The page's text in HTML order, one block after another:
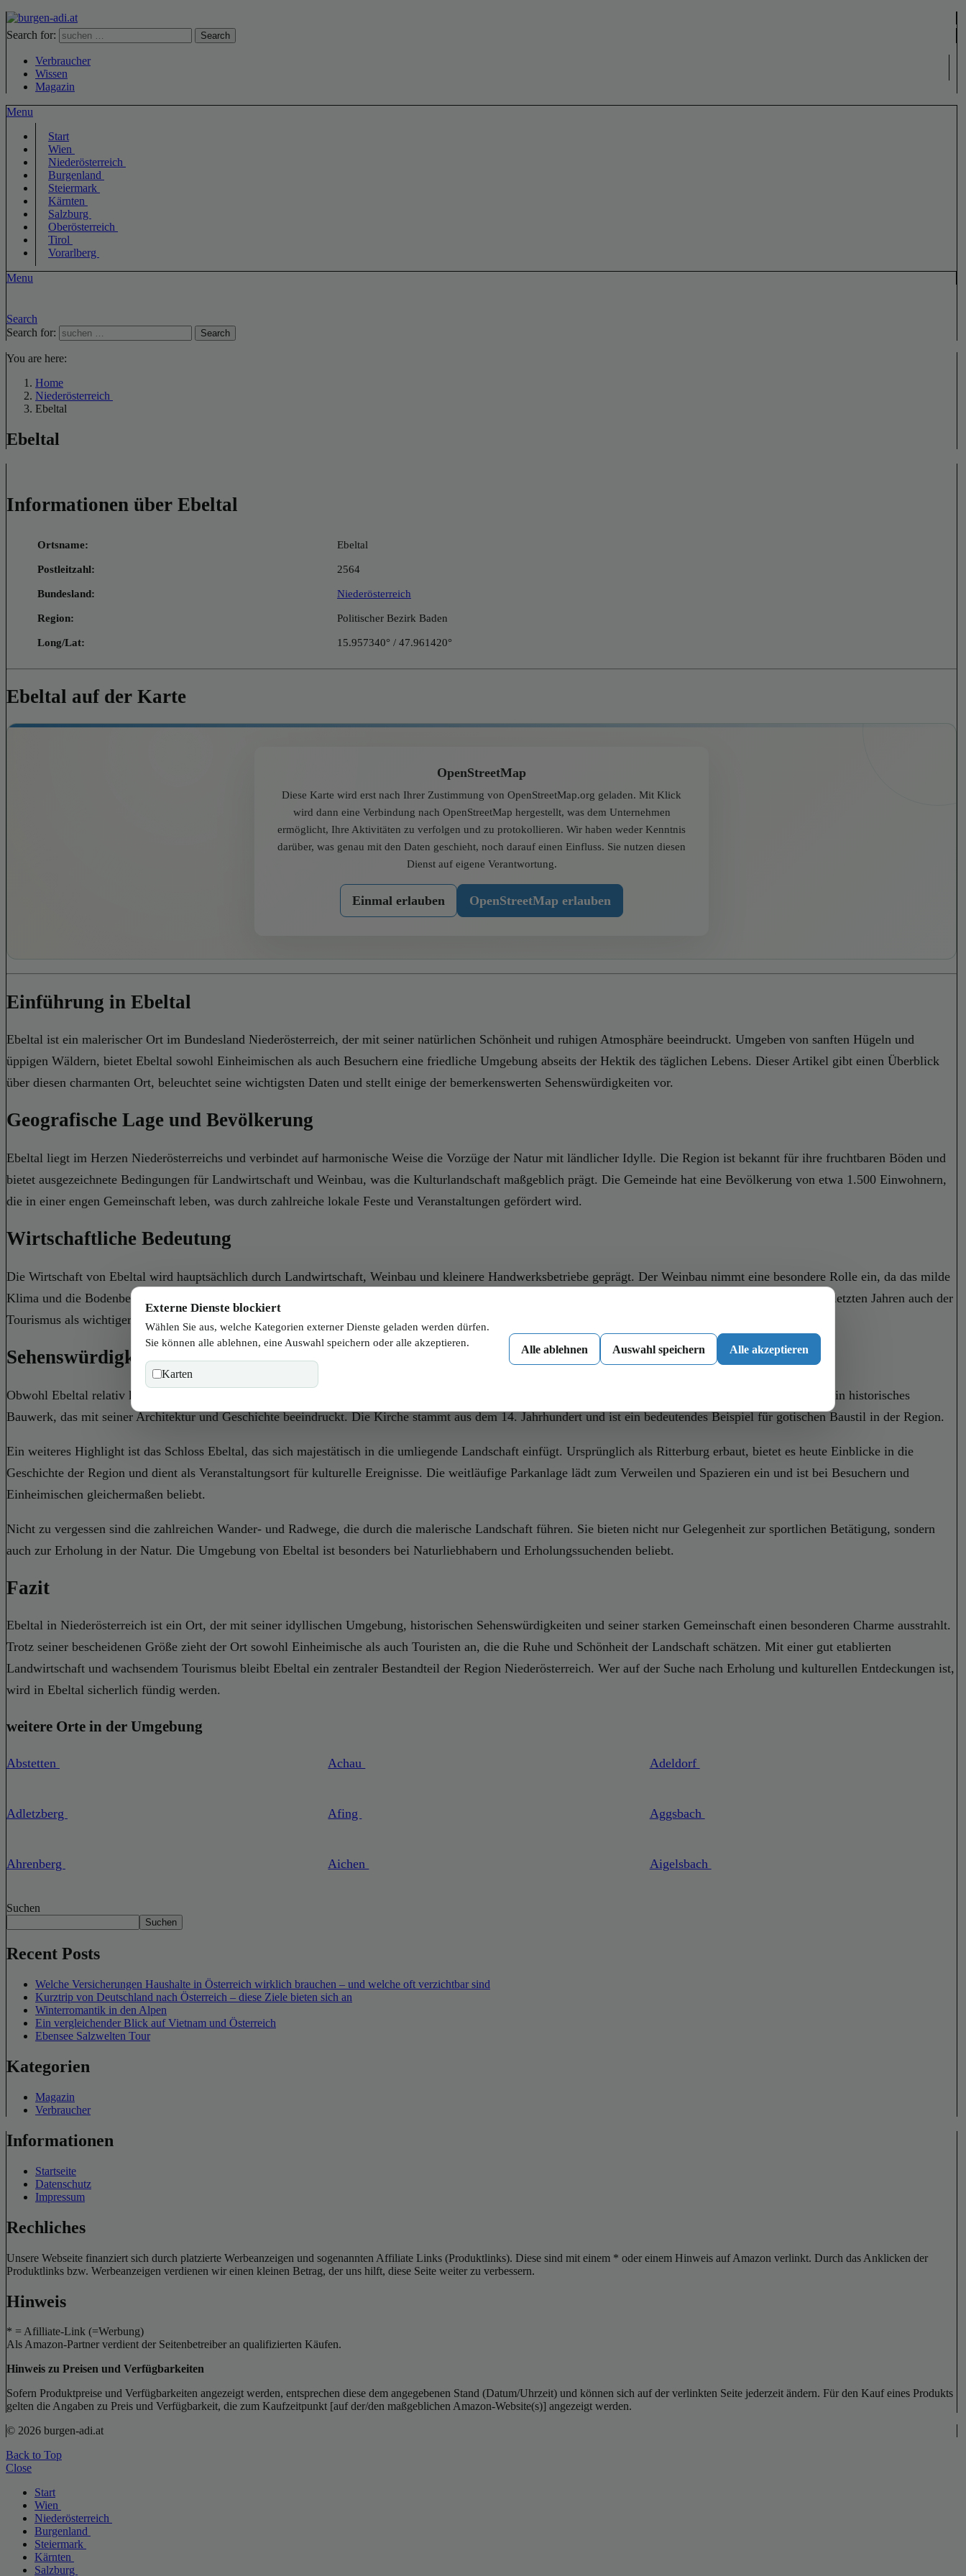
Search for: Search
Verbraucher
Wissen
Magazin
Menu
Start
Wien
Niederösterreich
Burgenland
Steiermark
Kärnten
Salzburg
Oberösterreich
Tirol
Vorarlberg
Menu
Search
Search for:
Search
You are here:
Home
Niederösterreich
Ebeltal
Ebeltal
Informationen über Ebeltal
Ortsname: Ebeltal
Postleitzahl: 2564
Bundesland: Niederösterreich
Region: Politischer Bezirk Baden
Long/Lat: 15.957340° / 47.961420°
Ebeltal auf der Karte
OpenStreetMap
Diese Karte wird erst nach Ihrer Zustimmung von OpenStreetMap.org geladen. Mit Klick
wird dann eine Verbindung nach OpenStreetMap hergestellt, was dem Unternehmen
ermöglicht, Ihre Aktivitäten zu verfolgen und zu protokollieren. Wir haben weder Kenntnis
darüber, was genau mit den Daten geschieht, noch darauf einen Einfluss. Sie nutzen diesen
Dienst auf eigene Verantwortung.
Einmal erlauben OpenStreetMap erlauben
Einführung in Ebeltal
Ebeltal ist ein malerischer Ort im Bundesland Niederösterreich, der mit seiner natürlichen Schönheit und ruhigen Atmosphäre beeindruckt. Umgeben von sanften Hügeln und
üppigen Wäldern, bietet Ebeltal sowohl Einheimischen als auch Besuchern eine friedliche Umgebung abseits der Hektik des täglichen Lebens. Dieser Artikel gibt einen Überblick
über diesen charmanten Ort, beleuchtet seine wichtigsten Daten und stellt einige der bemerkenswerten Sehenswürdigkeiten vor.
Geografische Lage und Bevölkerung
Ebeltal liegt im Herzen Niederösterreichs und verbindet auf harmonische Weise die Vorzüge der Natur mit ländlicher Idylle. Die Region ist bekannt für ihre fruchtbaren Böden und
bietet ausgezeichnete Bedingungen für Landwirtschaft und Weinbau, was die Kulturlandschaft maßgeblich prägt. Die Gemeinde hat eine Bevölkerung von etwa 1.500 Einwohnern,
die in einer engen Gemeinschaft leben, was durch zahlreiche lokale Feste und Veranstaltungen gefördert wird.
Wirtschaftliche Bedeutung
Die Wirtschaft von Ebeltal wird hauptsächlich durch Landwirtschaft, Weinbau und kleinere Handwerksbetriebe geprägt. Der Weinbau nimmt eine besondere Rolle ein, da das milde
Klima und die Bodenbeschaffenheit ideale Bedingungen für den Anbau von Rebsorten bieten. Neben diesen traditionellen Wirtschaftszweigen hat sich in den letzten Jahren auch der
Tourismus als wichtiger Faktor etabliert. Die Nähe zu Wien macht Ebeltal zu einem attraktiven Ziel für Tagesausflüge und Wochenendreisen.
Sehenswürdigkeiten in Ebeltal
Obwohl Ebeltal relativ klein ist, bietet es dennoch einige interessante Sehenswürdigkeiten, die es zu entdecken gilt. Ein Höhepunkt ist die St. Martinskirche, ein historisches
Bauwerk, das mit seiner Architektur und Geschichte beeindruckt. Die Kirche stammt aus dem 14. Jahrhundert und ist ein bedeutendes Beispiel für gotischen Baustil in der Region.
Ein weiteres Highlight ist das Schloss Ebeltal, das sich majestätisch in die umliegende Landschaft einfügt. Ursprünglich als Ritterburg erbaut, bietet es heute Einblicke in die
Geschichte der Region und dient als Veranstaltungsort für kulturelle Ereignisse. Die weitläufige Parkanlage lädt zum Verweilen und Spazieren ein und ist bei Besuchern und
Einheimischen gleichermaßen beliebt.
Nicht zu vergessen sind die zahlreichen Wander- und Radwege, die durch die malerische Landschaft führen. Sie bieten nicht nur Gelegenheit zur sportlichen Betätigung, sondern
auch zur Erholung in der Natur. Die Umgebung von Ebeltal ist besonders bei Naturliebhabern und Erholungssuchenden beliebt.
Fazit
Ebeltal in Niederösterreich ist ein Ort, der mit seiner idyllischen Umgebung, historischen Sehenswürdigkeiten und seiner starken Gemeinschaft einen besonderen Charme ausstrahlt.
Trotz seiner bescheidenen Größe zieht der Ort sowohl Einheimische als auch Touristen an, die die Ruhe und Schönheit der Landschaft schätzen. Mit einer gut etablierten
Landwirtschaft und wachsendem Tourismus bleibt Ebeltal ein zentraler Bestandteil der Region Niederösterreich. Wer auf der Suche nach Erholung und kulturellen Entdeckungen ist,
wird in Ebeltal sicherlich fündig werden.
weitere Orte in der Umgebung
Abstetten Achau Adeldorf
Adletzberg Afing Aggsbach
Ahrenberg Aichen Aigelsbach
Suchen
Suchen
Recent Posts
Welche Versicherungen Haushalte in Österreich wirklich brauchen – und welche oft verzichtbar sind
Kurztrip von Deutschland nach Österreich – diese Ziele bieten sich an
Winterromantik in den Alpen
Ein vergleichender Blick auf Vietnam und Österreich
Ebensee Salzwelten Tour
Kategorien
Magazin
Verbraucher
Informationen
Startseite
Datenschutz
Impressum
Rechliches
Unsere Webseite finanziert sich durch platzierte Werbeanzeigen und sogenannten Affiliate Links (Produktlinks). Diese sind mit einem * oder einem Hinweis auf Amazon verlinkt. Durch das Anklicken der
Produktlinks bzw. Werbeanzeigen verdienen wir einen kleinen Betrag, der uns hilft, diese Seite weiter zu verbessern.
Hinweis
* = Afilliate-Link (=Werbung)
Als Amazon-Partner verdient der Seitenbetreiber an qualifizierten Käufen.
Hinweis zu Preisen und Verfügbarkeiten
Sofern Produktpreise und Verfügbarkeiten angezeigt werden, entsprechen diese dem angegebenen Stand (Datum/Uhrzeit) und können sich auf der verlinkten Seite jederzeit ändern. Für den Kauf eines Produkts
gelten die Angaben zu Preis und Verfügbarkeit, die zum Kaufzeitpunkt [auf der/den maßgeblichen Amazon-Website(s)] angezeigt werden.
© 2026 burgen-adi.at
Back to Top
Close
Start
Wien
Niederösterreich
Burgenland
Steiermark
Kärnten
Salzburg
Externe Dienste blockiert
Wählen Sie aus, welche Kategorien externer Dienste geladen werden dürfen.
Sie können alle ablehnen, eine Auswahl speichern oder alle akzeptieren.
Karten
Alle ablehnen Auswahl speichern Alle akzeptieren